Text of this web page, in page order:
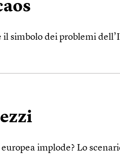
il simbolo dei problemi
europea implode? Lo